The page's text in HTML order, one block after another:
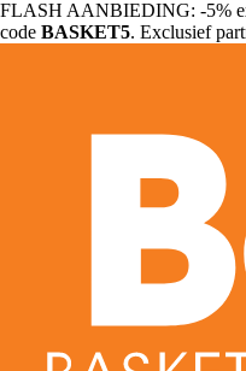
FLASH AANBIEDING: -5%
code BASKET5. Exclusief